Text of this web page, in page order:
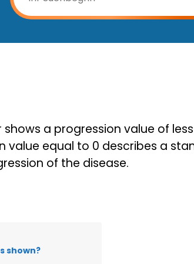
a progression value of
value equal to 0 describes a
of the disease.
shown?